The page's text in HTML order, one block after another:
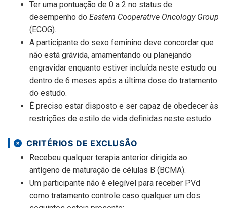
Ter uma pontuação de 0 a 2 no status de
desempenho do Eastern Cooperative Oncology Group
(ECOG).
A participante do sexo feminino deve concordar que
não está grávida, amamentando ou planejando
engravidar enquanto estiver incluída neste estudo ou
dentro de 6 meses após a última dose do tratamento
do estudo.
É preciso estar disposto e ser capaz de obedecer às
restrições de estilo de vida definidas neste estudo.
CRITÉRIOS DE EXCLUSÃO
Recebeu qualquer terapia anterior dirigida ao
antígeno de maturação de células B (BCMA).
Um participante não é elegível para receber PVd
como tratamento controle caso qualquer um dos